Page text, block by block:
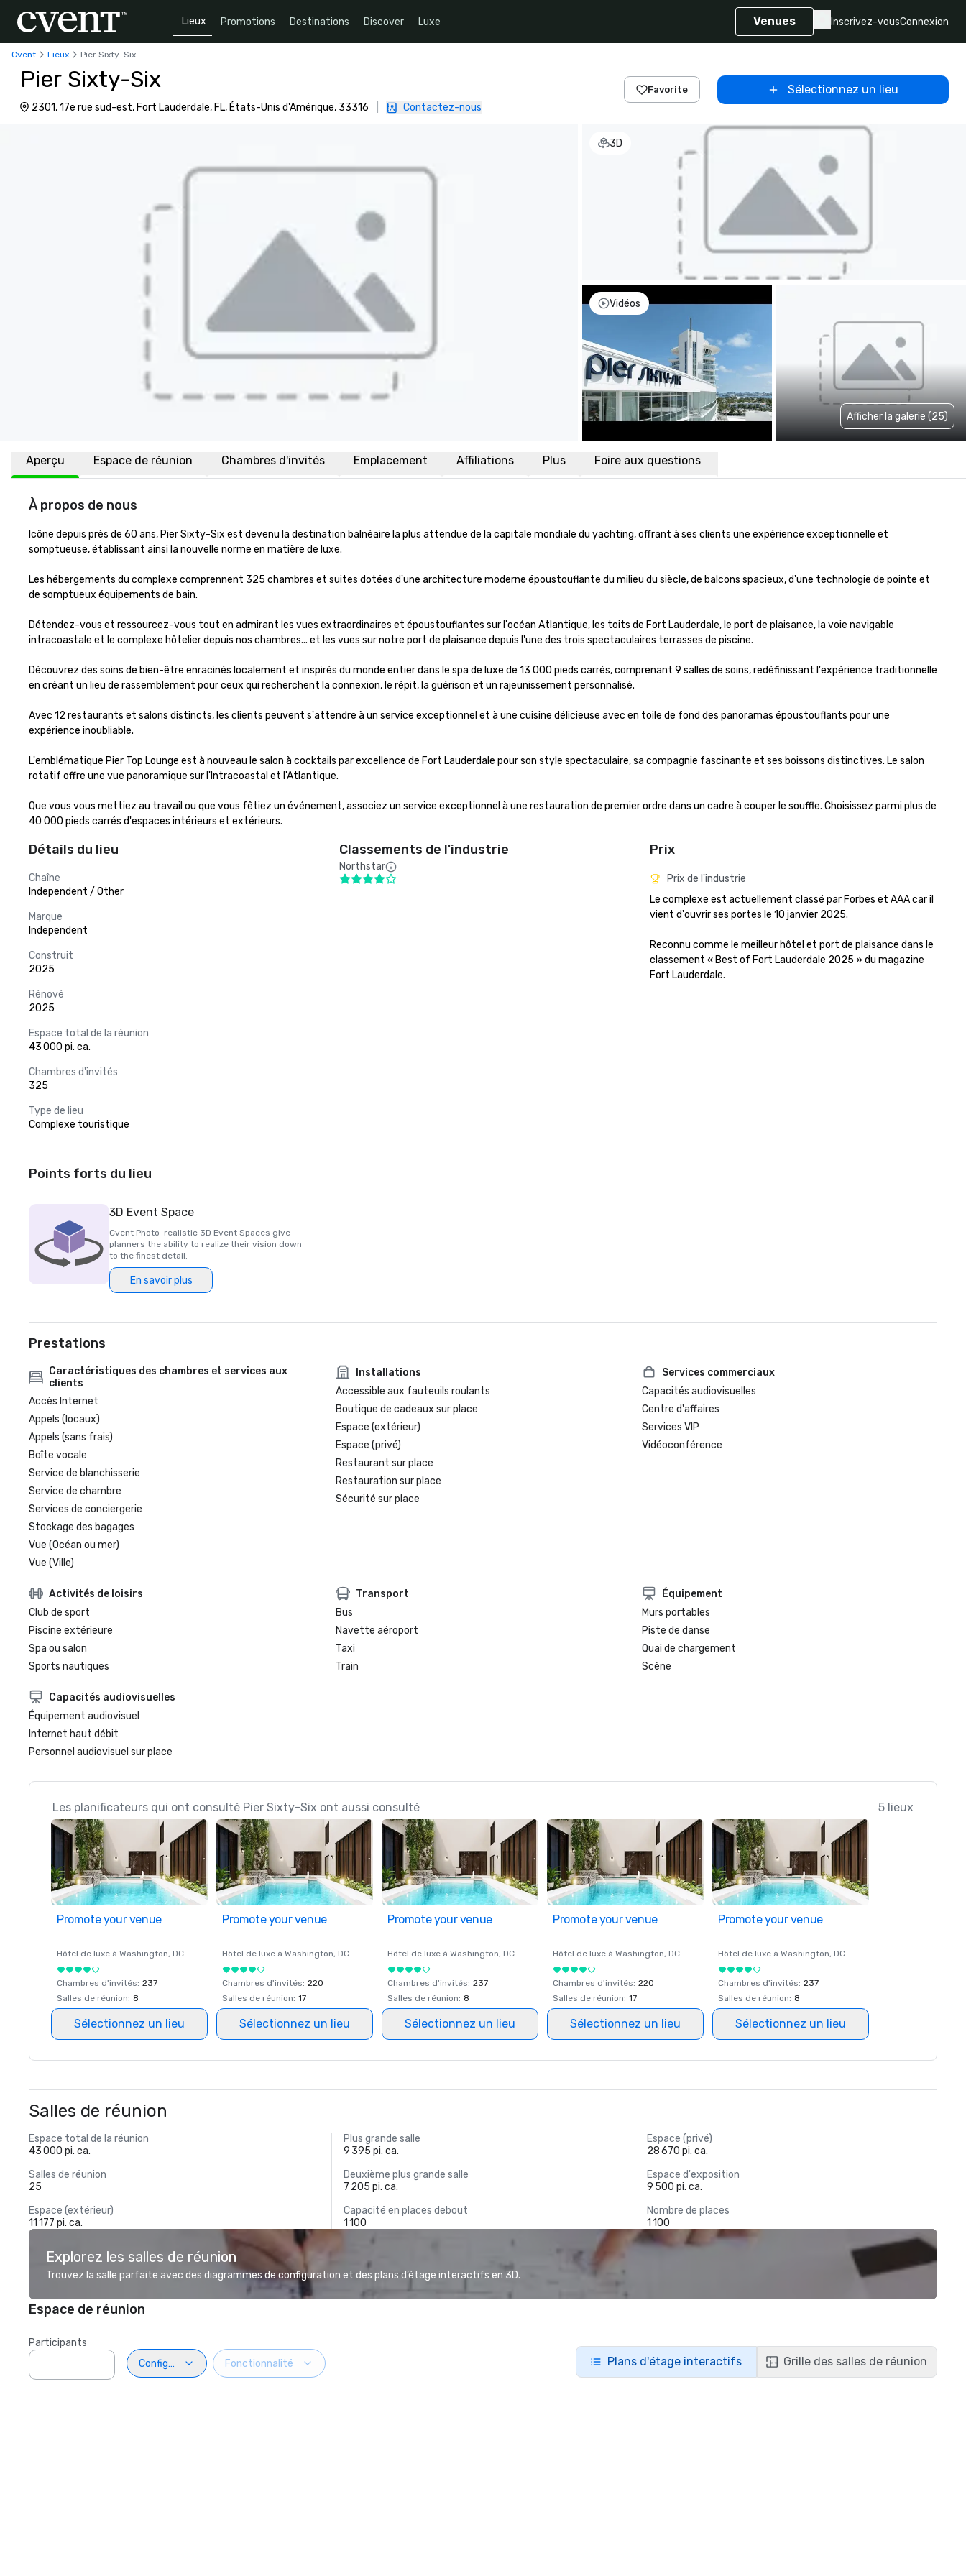
Lieux Promotions Destinations Discover Luxe Venues Inscrivez-vousConnexion
Cvent Lieux Pier Sixty-Six
Pier Sixty-Six
2301, 17e rue sud-est, Fort Lauderdale, FL, États-Unis d'Amérique, 33316 Contactez-nous
Favorite Sélectionnez un lieu
3D
Vidéos
Afficher la galerie (25)
Aperçu Espace de réunion Chambres d'invités Emplacement Affiliations Plus Foire aux questions
À propos de nous
Icône depuis près de 60 ans, Pier Sixty-Six est devenu la destination balnéaire la plus attendue de la capitale mondiale du yachting, offrant à ses clients une expérience exceptionnelle et
somptueuse, établissant ainsi la nouvelle norme en matière de luxe.
Les hébergements du complexe comprennent 325 chambres et suites dotées d'une architecture moderne époustouflante du milieu du siècle, de balcons spacieux, d'une technologie de pointe et
de somptueux équipements de bain.
Détendez-vous et ressourcez-vous tout en admirant les vues extraordinaires et époustouflantes sur l'océan Atlantique, les toits de Fort Lauderdale, le port de plaisance, la voie navigable
intracoastale et le complexe hôtelier depuis nos chambres... et les vues sur notre port de plaisance depuis l'une des trois spectaculaires terrasses de piscine.
Découvrez des soins de bien-être enracinés localement et inspirés du monde entier dans le spa de luxe de 13 000 pieds carrés, comprenant 9 salles de soins, redéfinissant l'expérience traditionnelle
en créant un lieu de rassemblement pour ceux qui recherchent la connexion, le répit, la guérison et un rajeunissement personnalisé.
Avec 12 restaurants et salons distincts, les clients peuvent s'attendre à un service exceptionnel et à une cuisine délicieuse avec en toile de fond des panoramas époustouflants pour une
expérience inoubliable.
L'emblématique Pier Top Lounge est à nouveau le salon à cocktails par excellence de Fort Lauderdale pour son style spectaculaire, sa compagnie fascinante et ses boissons distinctives. Le salon
rotatif offre une vue panoramique sur l'Intracoastal et l'Atlantique.
Que vous vous mettiez au travail ou que vous fêtiez un événement, associez un service exceptionnel à une restauration de premier ordre dans un cadre à couper le souffle. Choisissez parmi plus de
40 000 pieds carrés d'espaces intérieurs et extérieurs.
Détails du lieu
Chaîne
Independent / Other
Marque
Independent
Construit
2025
Rénové
2025
Espace total de la réunion
43 000 pi. ca.
Chambres d'invités
325
Type de lieu
Complexe touristique
Classements de l'industrie
Northstar
Prix
Prix de l'industrie
Le complexe est actuellement classé par Forbes et AAA car il
vient d'ouvrir ses portes le 10 janvier 2025.
Reconnu comme le meilleur hôtel et port de plaisance dans le
classement « Best of Fort Lauderdale 2025 » du magazine
Fort Lauderdale.
Points forts du lieu
3D Event Space
Cvent Photo-realistic 3D Event Spaces give
planners the ability to realize their vision down
to the finest detail.
En savoir plus
Prestations
Caractéristiques des chambres et services aux
clients
Accès Internet
Appels (locaux)
Appels (sans frais)
Boîte vocale
Service de blanchisserie
Service de chambre
Services de conciergerie
Stockage des bagages
Vue (Océan ou mer)
Vue (Ville)
Installations
Accessible aux fauteuils roulants
Boutique de cadeaux sur place
Espace (extérieur)
Espace (privé)
Restaurant sur place
Restauration sur place
Sécurité sur place
Services commerciaux
Capacités audiovisuelles
Centre d'affaires
Services VIP
Vidéoconférence
Activités de loisirs
Club de sport
Piscine extérieure
Spa ou salon
Sports nautiques
Transport
Bus
Navette aéroport
Taxi
Train
Équipement
Murs portables
Piste de danse
Quai de chargement
Scène
Capacités audiovisuelles
Équipement audiovisuel
Internet haut débit
Personnel audiovisuel sur place
Les planificateurs qui ont consulté Pier Sixty-Six ont aussi consulté 5 lieux
Promote your venue
Hôtel de luxe à Washington, DC
Chambres d'invités: 237
Salles de réunion: 8
Sélectionnez un lieu
Promote your venue
Hôtel de luxe à Washington, DC
Chambres d'invités: 220
Salles de réunion: 17
Sélectionnez un lieu
Promote your venue
Hôtel de luxe à Washington, DC
Chambres d'invités: 237
Salles de réunion: 8
Sélectionnez un lieu
Promote your venue
Hôtel de luxe à Washington, DC
Chambres d'invités: 220
Salles de réunion: 17
Sélectionnez un lieu
Promote your venue
Hôtel de luxe à Washington, DC
Chambres d'invités: 237
Salles de réunion: 8
Sélectionnez un lieu
Salles de réunion
Espace total de la réunion
43 000 pi. ca.
Plus grande salle
9 395 pi. ca.
Espace (privé)
28 670 pi. ca.
Salles de réunion
25
Deuxième plus grande salle
7 205 pi. ca.
Espace d'exposition
9 500 pi. ca.
Espace (extérieur)
11 177 pi. ca.
Capacité en places debout
1 100
Nombre de places
1 100
Explorez les salles de réunion
Trouvez la salle parfaite avec des diagrammes de configuration et des plans d’étage interactifs en 3D.
Espace de réunion
Participants
Configuration
Fonctionnalité Plans d'étage interactifs Grille des salles de réunion